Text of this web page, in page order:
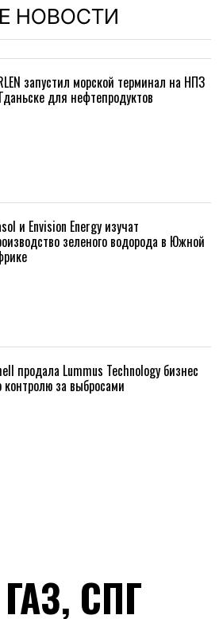
НОВОСТИ
запустил морской терминал на НПЗ
для нефтепродуктов
и Envision Energy изучат
зеленого водорода в Южной
продала Lummus Technology бизнес
контролю за выбросами
СПГ